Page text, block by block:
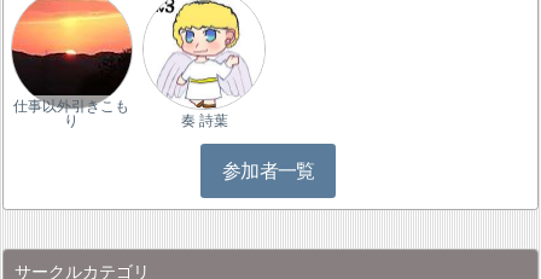
仕事以外引きこも
り
奏 詩葉
参加者一覧
サークルカテゴリ